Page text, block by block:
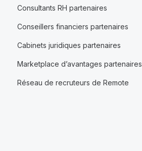
Consultants RH partenaires
Conseillers financiers partenaires
Cabinets juridiques partenaires
Marketplace d’avantages partenaires
Réseau de recruteurs de Remote